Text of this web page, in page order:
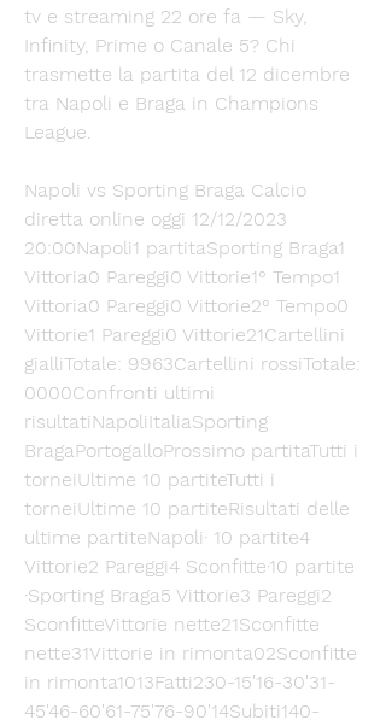
tv e streaming 22 ore fa — Sky,
Infinity, Prime o Canale 5? Chi
trasmette la partita del 12 dicembre
tra Napoli e Braga in Champions
League.
Napoli vs Sporting Braga Calcio
diretta online oggi 12/12/2023
20:00Napoli1 partitaSporting Braga1
Vittoria0 Pareggi0 Vittorie1° Tempo1
Vittoria0 Pareggi0 Vittorie2° Tempo0
Vittorie1 Pareggi0 Vittorie21Cartellini
gialliTotale: 9963Cartellini rossiTotale:
0000Confronti ultimi
risultatiNapoliItaliaSporting
BragaPortogalloProssimo partitaTutti i
torneiUltime 10 partiteTutti i
torneiUltime 10 partiteRisultati delle
ultime partiteNapoli· 10 partite4
Vittorie2 Pareggi4 Sconfitte·10 partite
·Sporting Braga5 Vittorie3 Pareggi2
SconfitteVittorie nette21Sconfitte
nette31Vittorie in rimonta02Sconfitte
in rimonta1013Fatti230-15'16-30'31-
45'46-60'61-75'76-90'14Subiti140-